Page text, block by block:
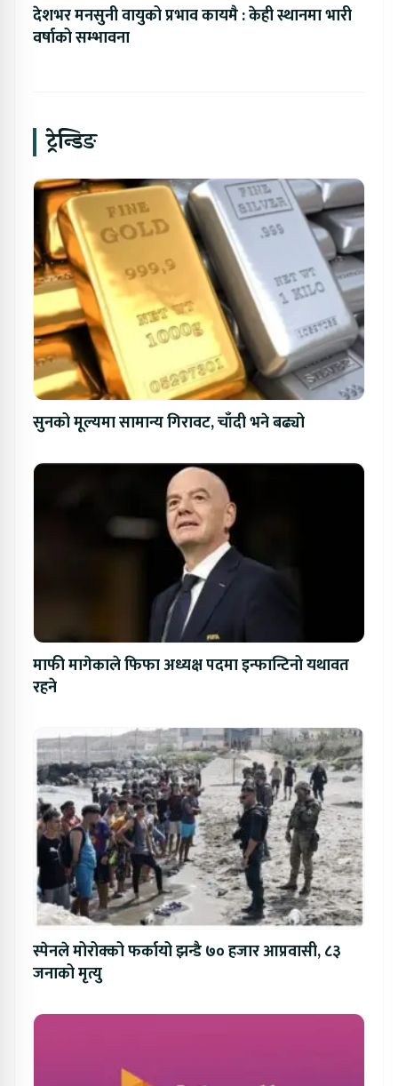
देशभर मनसुनी वायुको प्रभाव कायमै : केही स्थानमा भारी
वर्षाको सम्भावना
ट्रेन्डिङ
सुनको मूल्यमा सामान्य गिरावट, चाँदी भने बढ्यो
माफी मागेकाले फिफा अध्यक्ष पदमा इन्फान्टिनो यथावत
रहने
स्पेनले मोरोक्को फर्कायो झन्डै ७० हजार आप्रवासी, ८३
जनाको मृत्यु